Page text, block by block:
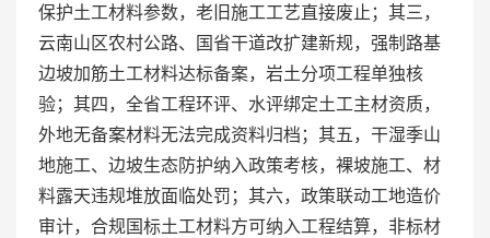
保护土工材料参数，老旧施工工艺直接废止；其三，
云南山区农村公路、国省干道改扩建新规，强制路基
边坡加筋土工材料达标备案，岩土分项工程单独核
验；其四，全省工程环评、水评绑定土工主材资质，
外地无备案材料无法完成资料归档；其五，干湿季山
地施工、边坡生态防护纳入政策考核，裸坡施工、材
料露天违规堆放面临处罚；其六，政策联动工地造价
审计，合规国标土工材料方可纳入工程结算，非标材